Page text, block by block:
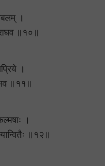
।
॥१०॥
।
॥११॥
।
॥१२॥